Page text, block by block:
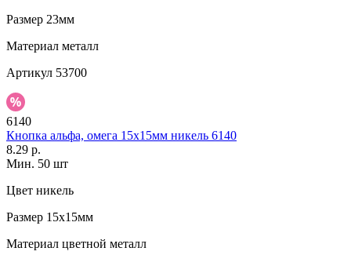
Размер 23мм
Материал металл
Артикул 53700
6140
Кнопка альфа, омега 15х15мм никель 6140
8.29 р.
Мин. 50 шт
Цвет никель
Размер 15х15мм
Материал цветной металл